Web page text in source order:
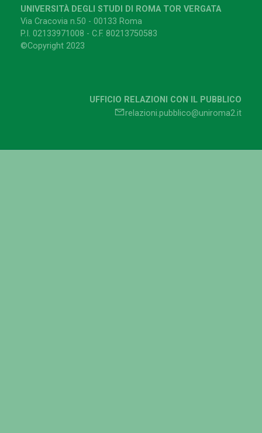
UNIVERSITÀ DEGLI STUDI DI ROMA TOR VERGATA
Via Cracovia n.50 - 00133 Roma
P.I. 02133971008 - C.F. 80213750583
©Copyright 2023
UFFICIO RELAZIONI CON IL PUBBLICO
relazioni.pubblico@uniroma2.it